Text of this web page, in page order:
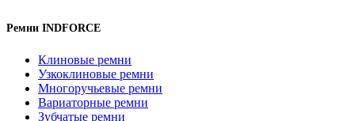
Ремни INDFORCE
Клиновые ремни
Узкоклиновые ремни
Многоручьевые ремни
Вариаторные ремни
Зубчатые ремни